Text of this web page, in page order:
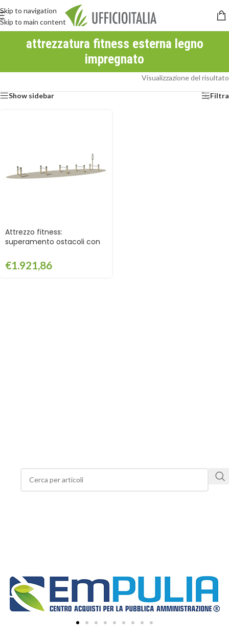
Skip to navigation
Skip to main content
attrezzatura fitness esterna legno
impregnato
Visualizzazione del risultato
Show sidebar Filtra
Attrezzo fitness:
superamento ostacoli con
€1.921,86